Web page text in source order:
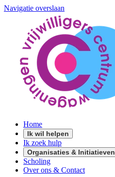
Navigatie overslaan
Home
Ik wil helpen
Ik zoek hulp
Organisaties & Initiatieven
Scholing
Over ons & Contact